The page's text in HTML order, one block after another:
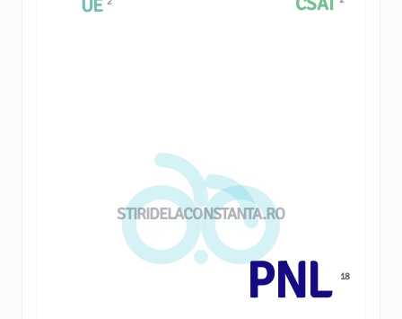
STIRIDELACONSTANTA.RO
UE
PNL 18